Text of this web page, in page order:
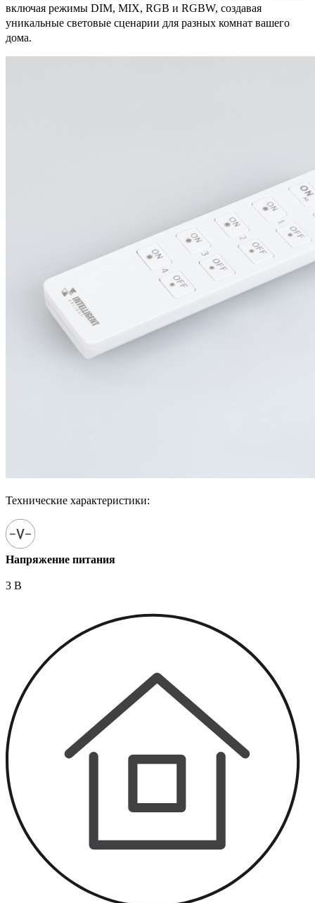
включая режимы DIM, MIX, RGB и RGBW, создавая
уникальные световые сценарии для разных комнат вашего
дома.
Технические характеристики:
Напряжение питания
3 В